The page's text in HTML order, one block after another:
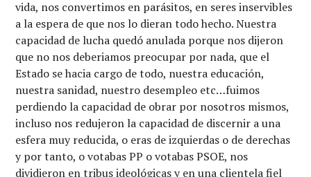
vida, nos convertimos en parásitos, en seres inservibles
a la espera de que nos lo dieran todo hecho. Nuestra
capacidad de lucha quedó anulada porque nos dijeron
que no nos deberiamos preocupar por nada, que el
Estado se hacia cargo de todo, nuestra educación,
nuestra sanidad, nuestro desempleo etc…fuimos
perdiendo la capacidad de obrar por nosotros mismos,
incluso nos redujeron la capacidad de discernir a una
esfera muy reducida, o eras de izquierdas o de derechas
y por tanto, o votabas PP o votabas PSOE, nos
dividieron en tribus ideológicas y en una clientela fiel